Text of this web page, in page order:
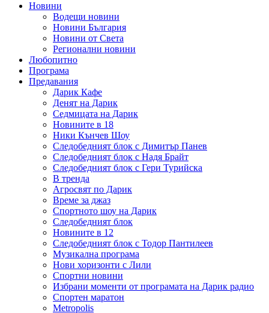
Новини
Водещи новини
Новини България
Новини от Света
Регионални новини
Любопитно
Програма
Предавания
Дарик Кафе
Денят на Дарик
Седмицата на Дарик
Новините в 18
Ники Кънчев Шоу
Следобедният блок с Димитър Панев
Следобедният блок с Надя Брайт
Следобедният блок с Гери Турийска
В тренда
Агросвят по Дарик
Време за джаз
Спортното шоу на Дарик
Следобедният блок
Новините в 12
Следобедният блок с Тодор Пантилеев
Музикална програма
Нови хоризонти с Лили
Спортни новини
Избрани моменти от програмата на Дарик радио
Спортен маратон
Metropolis